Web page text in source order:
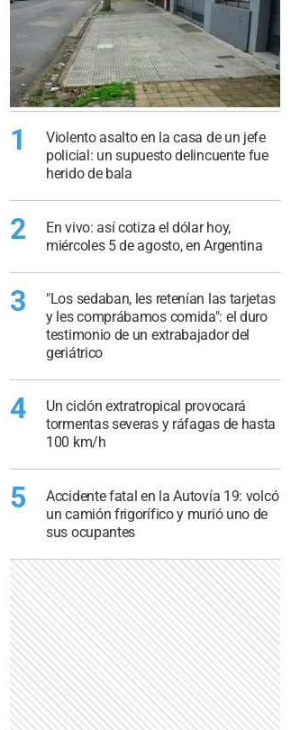
1
Violento asalto en la casa de un jefe
policial: un supuesto delincuente fue
herido de bala
2
En vivo: así cotiza el dólar hoy,
miércoles 5 de agosto, en Argentina
3
"Los sedaban, les retenían las tarjetas
y les comprábamos comida": el duro
testimonio de un extrabajador del
geriátrico
4
Un ciclón extratropical provocará
tormentas severas y ráfagas de hasta
100 km/h
5
Accidente fatal en la Autovía 19: volcó
un camión frigorífico y murió uno de
sus ocupantes